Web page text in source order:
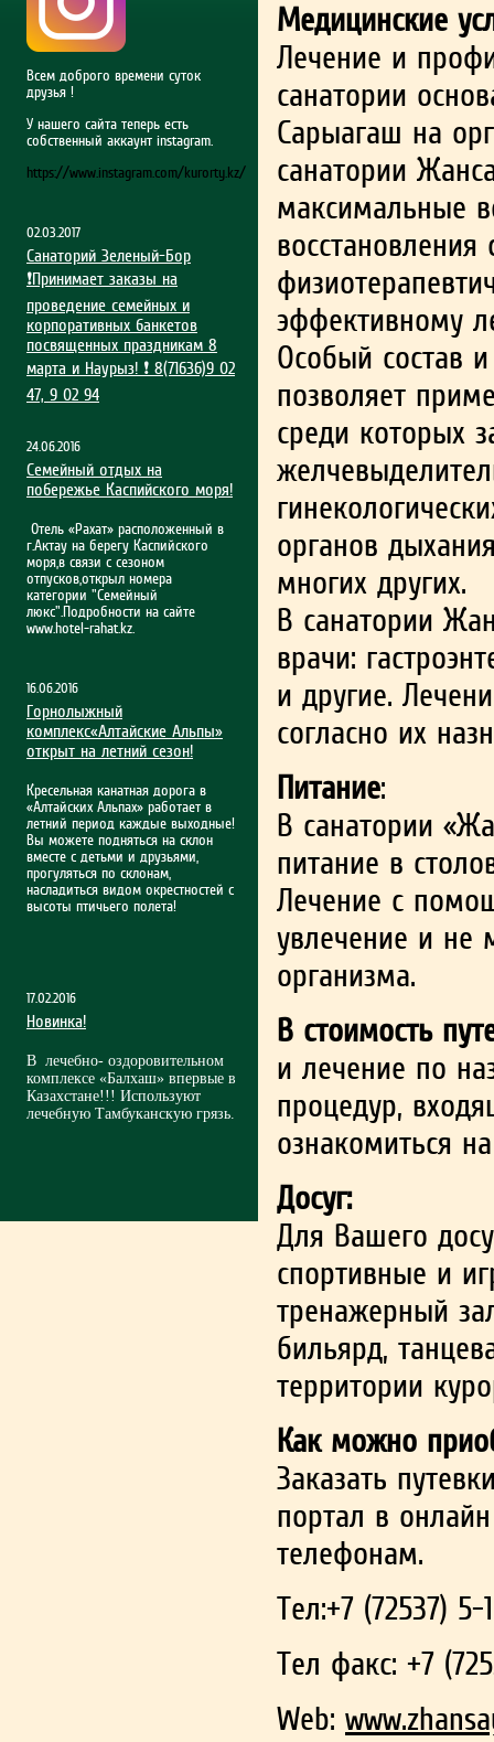
Всем доброго времени суток
друзья !
У нашего сайта теперь есть
собственный аккаунт instagram.
https://www.instagram.com/kurorty.kz/
02.03.2017
Санаторий Зеленый-Бор
❗Принимает заказы на
проведение семейных и
корпоративных банкетов
посвященных праздникам 8
марта и Наурыз! ❗ 8(71636)9 02
47, 9 02 94
24.06.2016
Семейный отдых на
побережье Каспийского моря!
Отель «Рахат» расположенный в
г.Актау на берегу Каспийского
моря,в связи с сезоном
отпусков,открыл номера
категории "Семейный
люкс".Подробности на сайте
www.hotel-rahat.kz.
16.06.2016
Горнолыжный
комплекс«Алтайские Альпы»
открыт на летний сезон!
Кресельная канатная дорога в
«Алтайских Альпах» работает в
летний период каждые выходные!
Вы можете подняться на склон
вместе с детьми и друзьями,
прогуляться по склонам,
насладиться видом окрестностей с
высоты птичьего полета!
17.02.2016
Новинка!
В лечебно- оздоровительном
комплексе «Балхаш» впервые в
Казахстане!!! Используют
лечебную Тамбуканскую грязь.
Медицинские
Лечение и
санатории
Сарыагаш на
санатории
максимальные
эффективному
Особый состав
позволяет
среди которых
органов
многих других.
В санатории
врачи:
и другие.
согласно их
Питание:
В санатории
питание в
Лечение с
увлечение и не
организма.
В стоимость
и лечение по
процедур,
ознакомиться
Досуг:
Для Вашего
спортивные и
тренажерный
бильярд,
территории
Как можно
Заказать
портал в
телефонам.
Тел:+7 (72537)
Тел факс: +7
Web: